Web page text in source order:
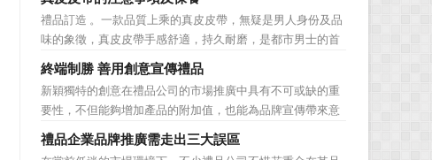
子化，配合企業內部的電子化生產管理系統，提高企業的生
產、庫存、流通和資金等各個環節的效率。它具有結構性、
動態性、社...
禮品訂造 。一款品質上乘的真皮皮帶，無疑是男人身份及品
味的象徵，真皮皮帶手感舒適，持久耐磨，是都市男士的首
選。當你還在髮愁老爸生日禮物送什麼的時候，一款真皮皮
帶就是非常不錯的選擇。但是真皮皮帶如果疏於保養，也會
黯然失色，出現裂痕和破損的痕跡，今天小編就爲大家分享
真皮皮帶的注意事項...
終端制勝 善用創意宣傳禮品
新穎獨特的創意在禮品公司的市場推廣中具有不可或缺的重
要性，不但能夠增加產品的附加值，也能為品牌宣傳帶來意
想不到的促進作用。禮品公司如果能夠巧妙運用這些獨具創
意的宣傳禮品來提升宣傳技巧，在終端推廣中將更具競爭
禮品企業品牌推廣需走出三大誤區